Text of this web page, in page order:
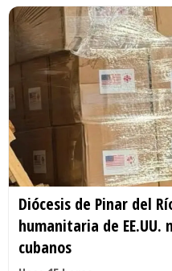
Diócesis de Pinar del
humanitaria de
cubanos